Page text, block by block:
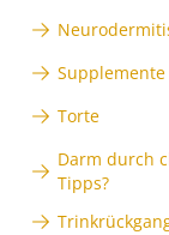
Torte
Darm durch
Tipps?